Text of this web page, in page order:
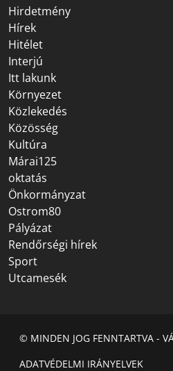
Hirdetmény
Hírek
Hitélet
Interjú
Itt lakunk
Környezet
Közlekedés
Közösség
Kultúra
Márai125
oktatás
Önkormányzat
Ostrom80
Pályázat
Rendőrségi hírek
Sport
Utcamesék
© MINDEN JOG FENNTARTVA -
ADATVÉDELMI IRÁNYELVEK